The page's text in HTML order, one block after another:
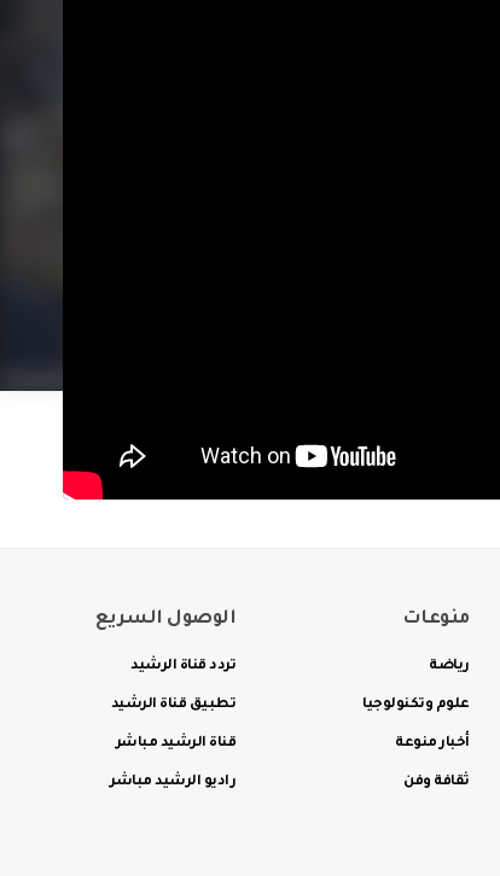
منوعات
رياضة
علوم وتكنولوجيا
أخبار منوعة
ثقافة وفن
الوصول السريع
تردد قناة الرشيد
تطبيق قناة الرشيد
قناة الرشيد مباشر
راديو الرشيد مباشر